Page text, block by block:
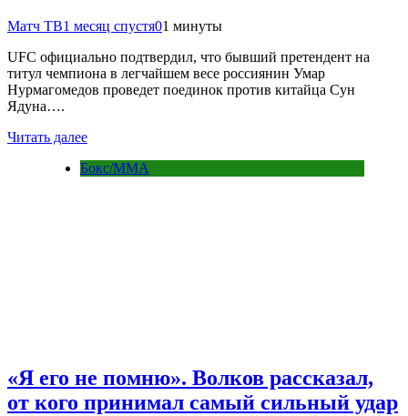
Матч ТВ1 месяц спустя01 минуты
UFC официально подтвердил, что бывший претендент на
титул чемпиона в легчайшем весе россиянин Умар
Нурмагомедов проведет поединок против китайца Сун
Ядуна….
Читать далее
Бокс/MMA
«Я его не помню». Волков рассказал,
от кого принимал самый сильный удар